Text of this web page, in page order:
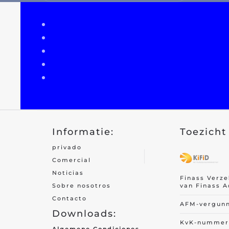
coche ciclomotor
Motor
Camper
Caravana
Camión
Quad/ triciclo/ mp3
Seguro de bicicletas
de movilidad/segway
Seguro de viaje
Informatie:
privado
Comercial
Noticias
Sobre nosotros
Contacto
Downloads:
Finass
van Finass
AFM-
KvK-nummer